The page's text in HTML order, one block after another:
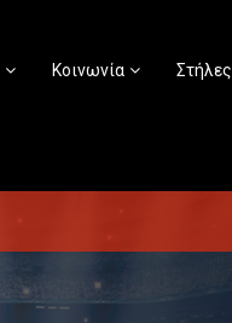
Κοινωνία Στήλες